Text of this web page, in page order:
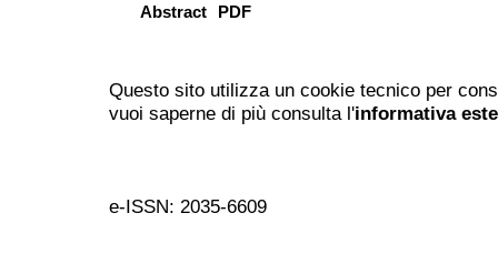
Abstract PDF
Questo sito utilizza un cookie tecnico per
vuoi saperne di più consulta l'informativa
e-ISSN: 2035-6609